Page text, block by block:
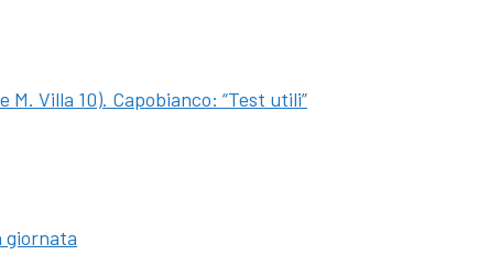
Villa 10). Capobianco: “Test utili”
giornata